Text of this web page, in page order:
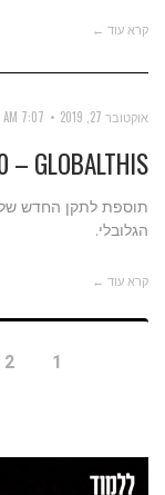
קרא עוד ←
אוקטובר 27, 2019 7:07 AM
– GLOBALTHIS
תוספת לתקן החדש
הגלובלי.
קרא עוד ←
1
2